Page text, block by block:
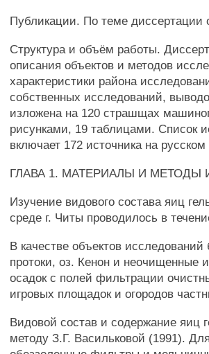
Публикации. По теме диссертации
Структура и объём работы.
описания объектов и методов
характеристики района
собственных исследований,
изложена на 120 страшщах
рисунками, 19 таблицами. Список
включает 172 источника на
ГЛАВА 1. МАТЕРИАЛЫ И МЕТОДЫ
Изучение видового состава яиц
среде г. Читы проводилось в
В качестве объектов
протоки, оз. Кенон и
осадок с полей фильтрации
игровых площадок и огородов
Видовой состав и содержание яиц
методу З.Г. Васильковой (1991).